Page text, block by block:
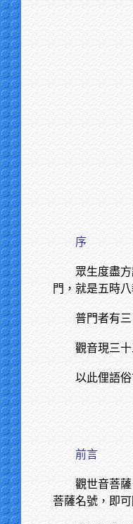
序
眾生度盡
門，就是五時
普門者有
觀音現三
以此俚語
前言
觀世音菩
菩薩名號，即